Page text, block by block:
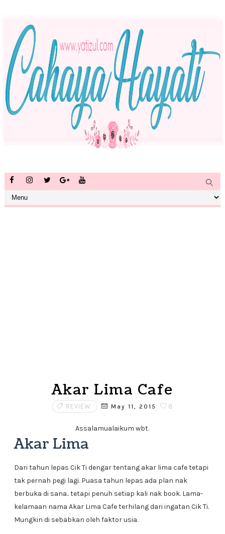
Akar Lima Cafe
REVIEW May 11, 2015 8
Assalamualaikum wbt.
Akar Lima
Dari tahun lepas Cik Ti dengar tentang akar lima cafe tetapi
tak pernah pegi lagi. Puasa tahun lepas ada plan nak
berbuka di sana.. tetapi penuh setiap kali nak book. Lama-
kelamaan nama Akar Lima Cafe terhilang dari ingatan Cik Ti.
Mungkin di sebabkan oleh faktor usia.